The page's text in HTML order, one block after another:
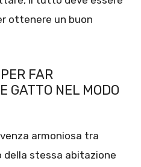
ottenere un buon
FAR
GATTO NEL MODO
armoniosa tra
della stessa abitazione